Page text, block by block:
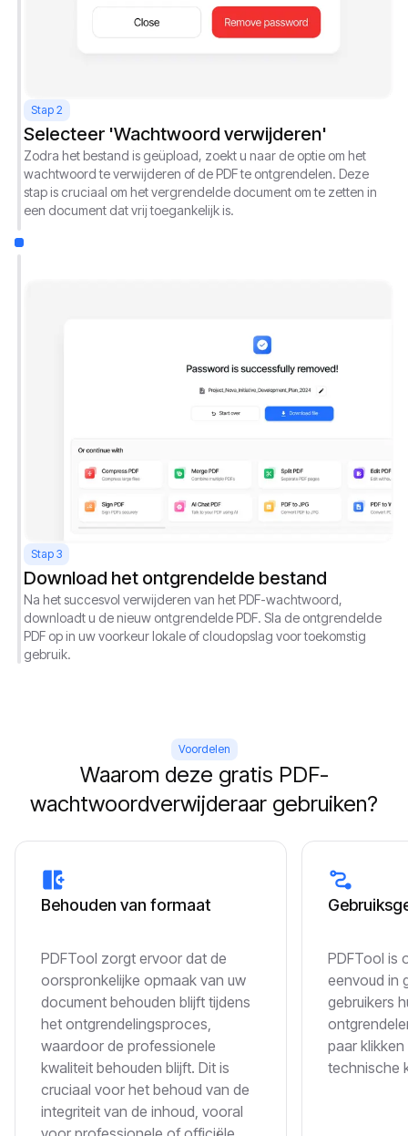
Stap 2
Selecteer 'Wachtwoord verwijderen'
Zodra het bestand is geüpload, zoekt u naar de optie om het
wachtwoord te verwijderen of de PDF te ontgrendelen. Deze
stap is cruciaal om het vergrendelde document om te zetten in
een document dat vrij toegankelijk is.
Stap 3
Download het ontgrendelde bestand
Na het succesvol verwijderen van het PDF-wachtwoord,
downloadt u de nieuw ontgrendelde PDF. Sla de ontgrendelde
PDF op in uw voorkeur lokale of cloudopslag voor toekomstig
gebruik.
Voordelen
Waarom deze gratis PDF-
wachtwoordverwijderaar gebruiken?
Behouden van formaat
PDFTool zorgt ervoor dat de
oorspronkelijke opmaak van uw
document behouden blijft tijdens
het ontgrendelingsproces,
waardoor de professionele
kwaliteit behouden blijft. Dit is
cruciaal voor het behoud van de
integriteit van de inhoud, vooral
PDFTool is
eenvoud in
gebruikers
paar
technische